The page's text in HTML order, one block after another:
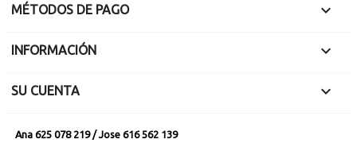
MÉTODOS DE PAGO 
INFORMACIÓN 
SU CUENTA 
Ana 625 078 219 / Jose 616 562 139